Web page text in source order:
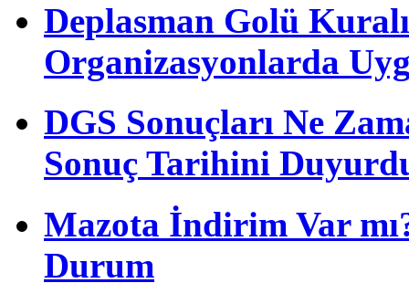
Deplasman Golü
Organizasyonlarda
DGS Sonuçları Ne
Sonuç Tarihini
Mazota İndirim Var
Durum